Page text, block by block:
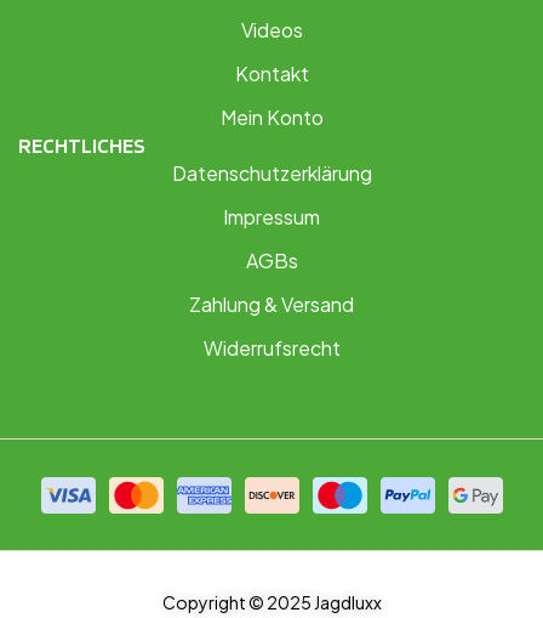
Videos
Kontakt
Mein Konto
RECHTLICHES
Datenschutzerklärung
Impressum
AGBs
Zahlung & Versand
Widerrufsrecht
Copyright © 2025 Jagdluxx